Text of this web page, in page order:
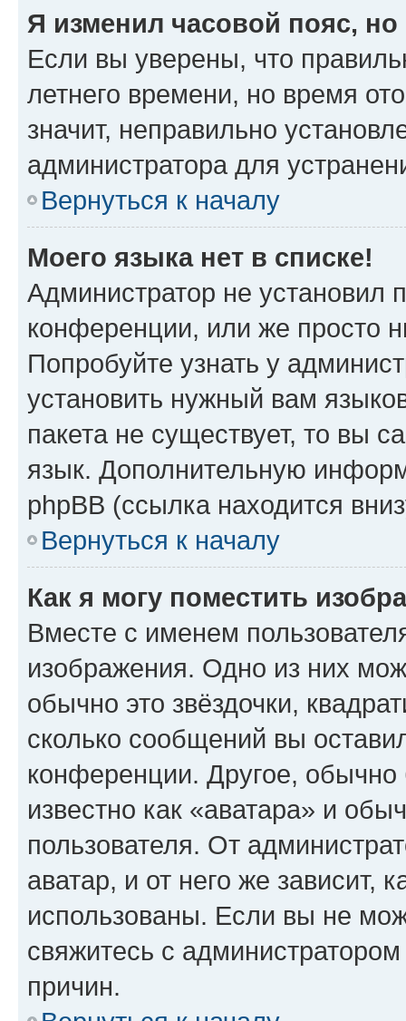
Я изменил часовой пояс,
Если вы уверены, что
летнего времени, но время
значит, неправильно
администратора для
Вернуться к началу
Моего языка нет в списке!
Администратор не установил
конференции, или же просто
Попробуйте узнать у
установить нужный вам
пакета не существует, то вы
язык. Дополнительную
phpBB (ссылка находится
Вернуться к началу
Как я могу поместить
Вместе с именем
изображения. Одно из них
обычно это звёздочки,
сколько сообщений вы
конференции. Другое,
известно как «аватара» и
пользователя. От
аватар, и от него же зависит,
использованы. Если вы не
свяжитесь с
причин.